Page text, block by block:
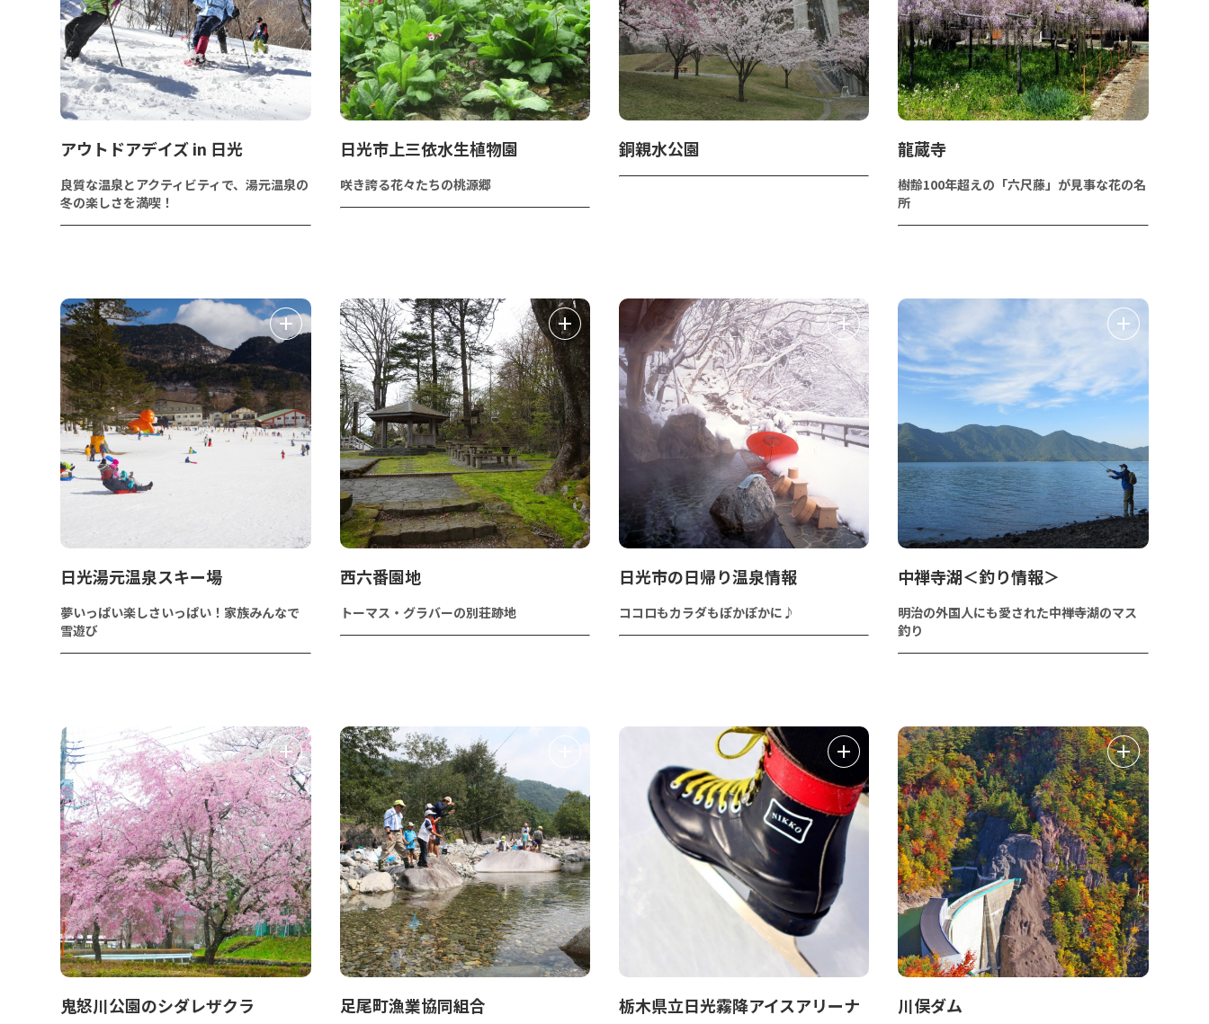
アウトドアデイズ in 日光
良質な温泉とアクティビティで、湯元温泉の
冬の楽しさを満喫！
日光市上三依水生植物園
咲き誇る花々たちの桃源郷
銅親水公園 龍蔵寺
樹齢100年超えの「六尺藤」が見事な花の名
所
日光湯元温泉スキー場
夢いっぱい楽しさいっぱい！家族みんなで
雪遊び
西六番園地
トーマス・グラバーの別荘跡地
日光市の日帰り温泉情報
ココロもカラダもぽかぽかに♪
中禅寺湖＜釣り情報＞
明治の外国人にも愛された中禅寺湖のマス
釣り
鬼怒川公園のシダレザクラ 足尾町漁業協同組合 栃木県立日光霧降アイスアリーナ 川俣ダム